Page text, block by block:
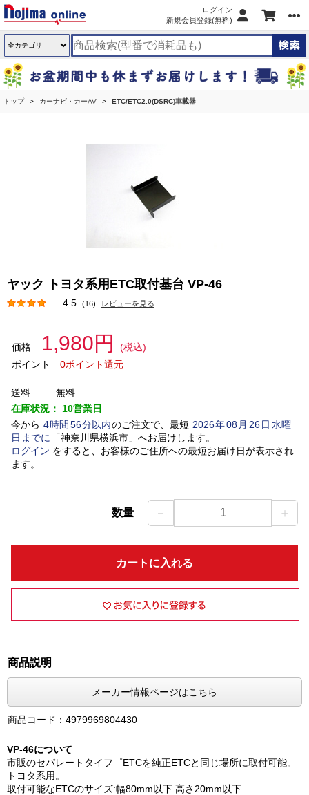
ログイン
新規会員登録(無料)
トップ カーナビ・カーAV ETC/ETC2.0(DSRC)車載器
ヤック トヨタ系用ETC取付基台 VP-46
4.5 (16) レビューを見る
価格 1,980円
(税込)
ポイント
0ポイント還元
送料
無料
在庫状況： 10営業日
今から 4時間 56分以内のご注文で、最短 2026年08 月 26日水曜
日 までに 「神奈川県横浜市」 へお届けします。
ログイン をすると、お客様のご住所への最短お届け日が表示され
ます。
数量 － 1 ＋
カートに入れる
商品説明
メーカー情報ページはこちら
商品コード：4979969804430
VP-46について
市販のセパレートタイフ゜ETCを純正ETCと同じ場所に取付可能。
トヨタ系用。
取付可能なETCのサイズ:幅80mm以下 高さ20mm以下